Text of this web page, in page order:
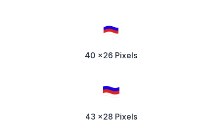
40 x26 Pixels
43 x28 Pixels